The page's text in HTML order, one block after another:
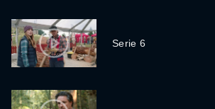
Serie 6